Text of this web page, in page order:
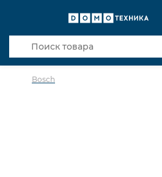
Bosch